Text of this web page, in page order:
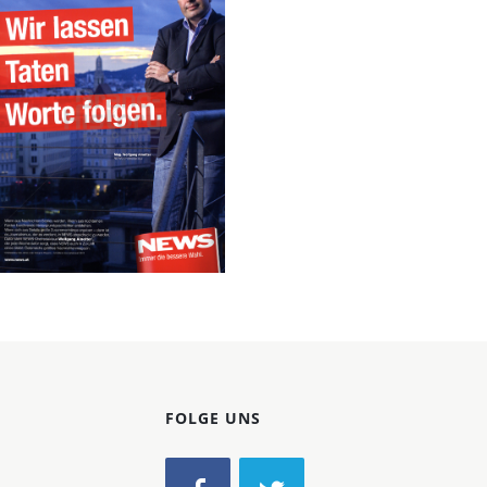
Konzerne
Epoche
NEWS
Verlagsgruppe
NEWS Gesellschaft
m.b.H.
2013
Bild-ID: 69213
FOLGE UNS